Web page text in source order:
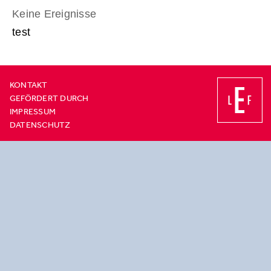
Keine Ereignisse
test
KONTAKT
GEFÖRDERT DURCH
IMPRESSUM
DATENSCHUTZ